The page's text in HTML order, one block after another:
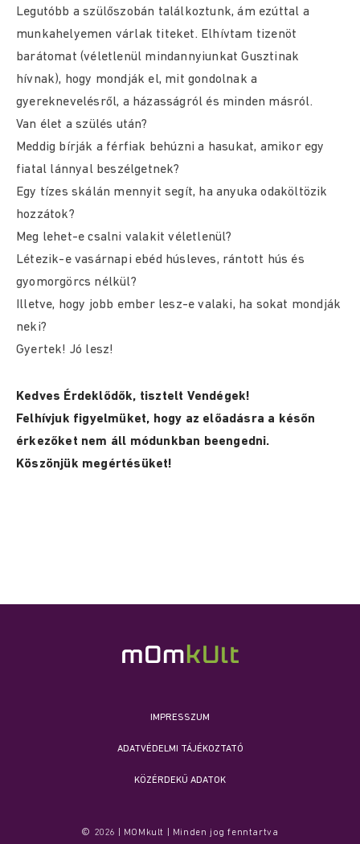
Legutóbb a szülőszobán találkoztunk, ám ezúttal a
munkahelyemen várlak titeket. Elhívtam tizenöt
barátomat (véletlenül mindannyiunkat Gusztinak
hívnak), hogy mondják el, mit gondolnak a
gyereknevelésről, a házasságról és minden másról.
Van élet a szülés után?
Meddig bírják a férfiak behúzni a hasukat, amikor egy
fiatal lánnyal beszélgetnek?
Egy tízes skálán mennyit segít, ha anyuka odaköltözik
hozzátok?
Meg lehet-e csalni valakit véletlenül?
Létezik-e vasárnapi ebéd húsleves, rántott hús és
gyomorgörcs nélkül?
Illetve, hogy jobb ember lesz-e valaki, ha sokat mondják
neki?
Gyertek! Jó lesz!
Kedves Érdeklődők, tisztelt Vendégek!
Felhívjuk figyelmüket, hogy az előadásra a későn
érkezőket nem áll módunkban beengedni.
Köszönjük megértésüket!
IMPRESSZUM
ADATVÉDELMI TÁJÉKOZTATÓ
KÖZÉRDEKŰ ADATOK
© 2026 | MOMkult | Minden jog fenntartva